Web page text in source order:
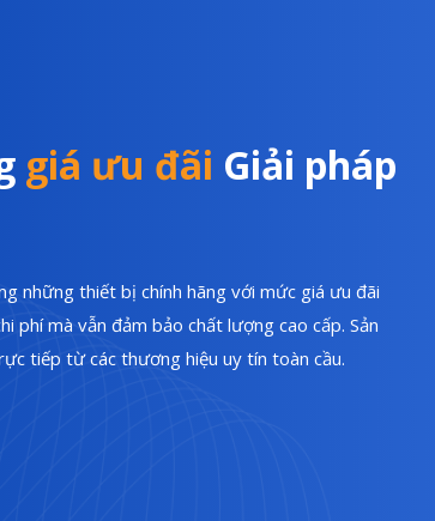
giá ưu đãi Giải pháp
những thiết bị chính hãng với mức giá ưu đãi
phí mà vẫn đảm bảo chất lượng cao cấp. Sản
tiếp từ các thương hiệu uy tín toàn cầu.